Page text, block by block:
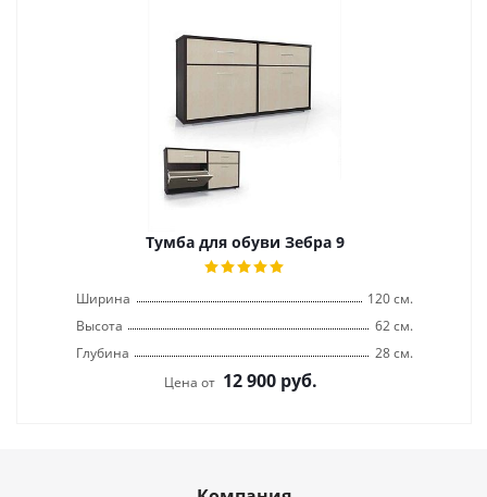
Тумба для обуви Зебра 9
Ширина
120 см.
Высота
62 см.
Глубина
28 см.
Цена от 12 900 руб.